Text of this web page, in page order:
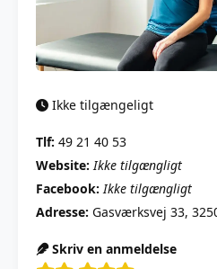
Ikke tilgængeligt
Tlf: 49 21 40 53
Website: Ikke tilgængligt
Facebook: Ikke tilgængligt
Adresse: Gasværksvej 33,
Skriv en anmeldelse